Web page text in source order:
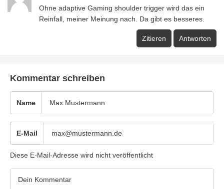
Ohne adaptive Gaming shoulder trigger wird das ein
Reinfall, meiner Meinung nach. Da gibt es besseres.
Zitieren Antworten
Kommentar schreiben
Name
E-Mail
Diese E-Mail-Adresse wird nicht veröffentlicht